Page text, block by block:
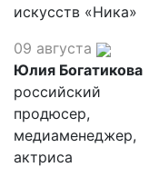
искусств «Ника»
09 августа
Юлия Богатикова
российский
продюсер,
медиаменеджер,
актриса